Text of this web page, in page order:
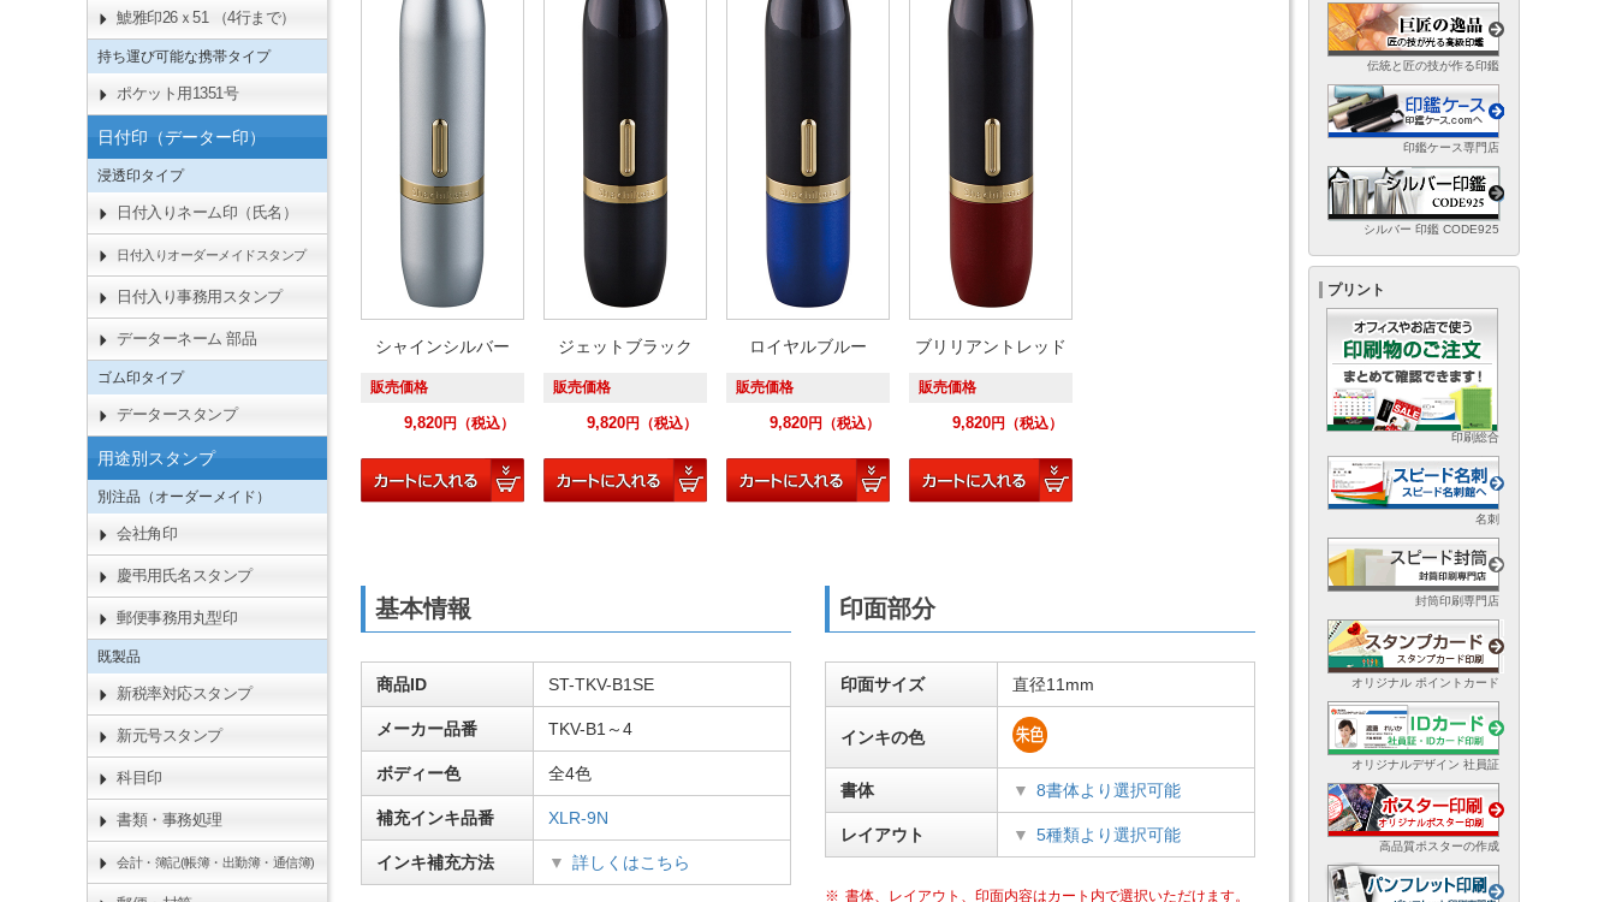
シャインシルバー
販売価格
9,820円 （税込）
ジェットブラック
販売価格
9,820円 （税込）
ロイヤルブルー
販売価格
9,820円 （税込）
ブリリアントレッド
販売価格
9,820円 （税込）
基本情報
商品ID ST-TKV-B1SE
メーカー品番 TKV-B1～4
ボディー色 全4色
補充インキ品番 XLR-9N
インキ補充方法 詳しくはこちら
印面部分
印面サイズ 直径11mm
インキの色
書体 8書体より選択可能
レイアウト 5種類より選択可能
書体、レイアウト、印面内容はカート内で選択いただけます。
鯱雅印26ｘ51 （4行まで）
持ち運び可能な携帯タイプ
ポケット用1351号
日付印（データー印）
浸透印タイプ
日付入りネーム印（氏名）
日付入りオーダーメイドスタンプ
日付入り事務用スタンプ
データーネーム 部品
ゴム印タイプ
データースタンプ
用途別スタンプ
別注品（オーダーメイド）
会社角印
慶弔用氏名スタンプ
郵便事務用丸型印
既製品
新税率対応スタンプ
新元号スタンプ
科目印
書類・事務処理
会計・簿記(帳簿・出勤簿・通信簿)
伝統と匠の技が作る印鑑
印鑑ケース専門店
シルバー 印鑑 CODE925
プリント
印刷総合
名刺
封筒印刷専門店
オリジナル ポイントカード
オリジナルデザイン 社員証
高品質ポスターの作成